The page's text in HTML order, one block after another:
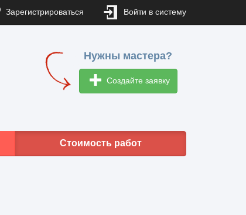
Зарегистрироваться Войти в систему
Нужны мастера?
Создайте заявку
Стоимость работ